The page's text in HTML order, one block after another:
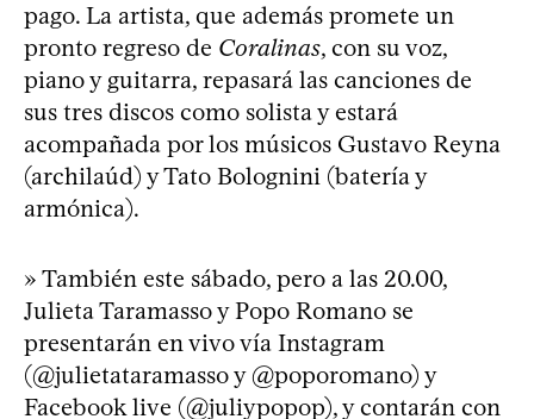
pago. La artista, que además promete un
pronto regreso de Coralinas, con su voz,
piano y guitarra, repasará las canciones de
sus tres discos como solista y estará
acompañada por los músicos Gustavo Reyna
(archilaúd) y Tato Bolognini (batería y
armónica).
» También este sábado, pero a las 20.00,
Julieta Taramasso y Popo Romano se
presentarán en vivo vía Instagram
(@julietataramasso y @poporomano) y
Facebook live (@juliypopop), y contarán con